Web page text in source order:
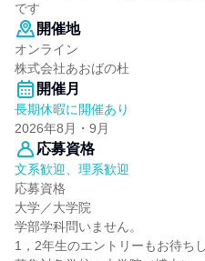
です
開催地
オンライン
株式会社あおばの杜
開催月
長期休暇に開催あり
2026年8月・9月
応募資格
文系歓迎、理系歓迎
応募資格
大学／大学院
学部学科問いません。
1，2年生のエントリーもお待ち